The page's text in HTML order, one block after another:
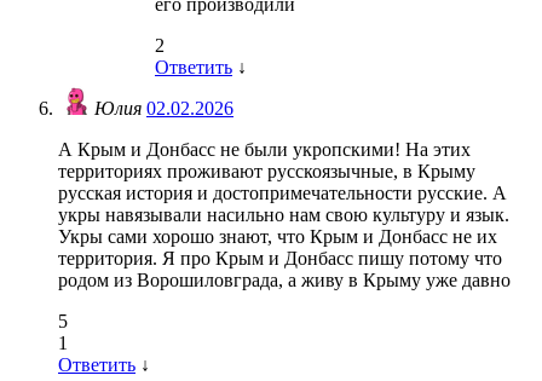
его производили
2
Ответить ↓
Юлия 02.02.2026
А Крым и Донбасс не были укропскими! На этих
территориях проживают русскоязычные, в Крыму
русская история и достопримечательности русские. А
укры навязывали насильно нам свою культуру и язык.
Укры сами хорошо знают, что Крым и Донбасс не их
территория. Я про Крым и Донбасс пишу потому что
родом из Ворошиловграда, а живу в Крыму уже давно
5
1
Ответить ↓